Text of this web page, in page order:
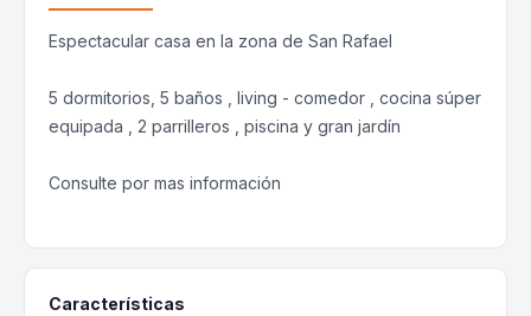
Espectacular casa en la zona de San Rafael
5 dormitorios, 5 baños , living - comedor , cocina súper
equipada , 2 parrilleros , piscina y gran jardín
Consulte por mas información
Características